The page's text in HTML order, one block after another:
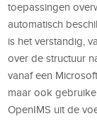
toepassingen
automatisch
is het verstandig,
over de structuur
vanaf een
maar ook
OpenIMS uit de